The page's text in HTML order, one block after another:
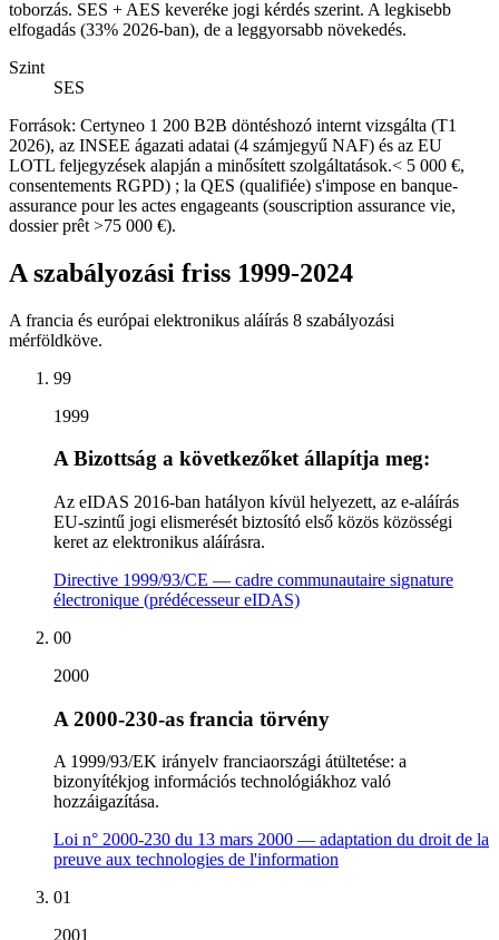
toborzás. SES + AES keveréke jogi kérdés szerint. A legkisebb
elfogadás (33% 2026-ban), de a leggyorsabb növekedés.
Szint
SES
Források: Certyneo 1 200 B2B döntéshozó internt vizsgálta (T1
2026), az INSEE ágazati adatai (4 számjegyű NAF) és az EU
LOTL feljegyzések alapján a minősített szolgáltatások.< 5 000 €,
consentements RGPD) ; la QES (qualifiée) s'impose en banque-
assurance pour les actes engageants (souscription assurance vie,
dossier prêt >75 000 €).
A szabályozási friss 1999-2024
A francia és európai elektronikus aláírás 8 szabályozási
mérföldköve.
99
1999
A Bizottság a következőket állapítja meg:
Az eIDAS 2016-ban hatályon kívül helyezett, az e-aláírás
EU-szintű jogi elismerését biztosító első közös közösségi
keret az elektronikus aláírásra.
Directive 1999/93/CE — cadre communautaire signature
électronique (prédécesseur eIDAS)
00
2000
A 2000-230-as francia törvény
A 1999/93/EK irányelv franciaországi átültetése: a
bizonyítékjog információs technológiákhoz való
hozzáigazítása.
Loi n° 2000-230 du 13 mars 2000 — adaptation du droit de la
preuve aux technologies de l'information
01
2001